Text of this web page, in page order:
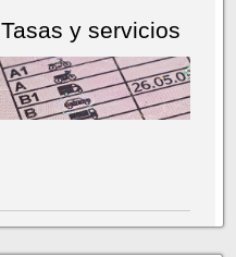
Tasas y servicios